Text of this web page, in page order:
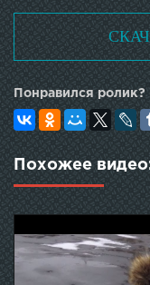
Понравился ролик?
Похожее